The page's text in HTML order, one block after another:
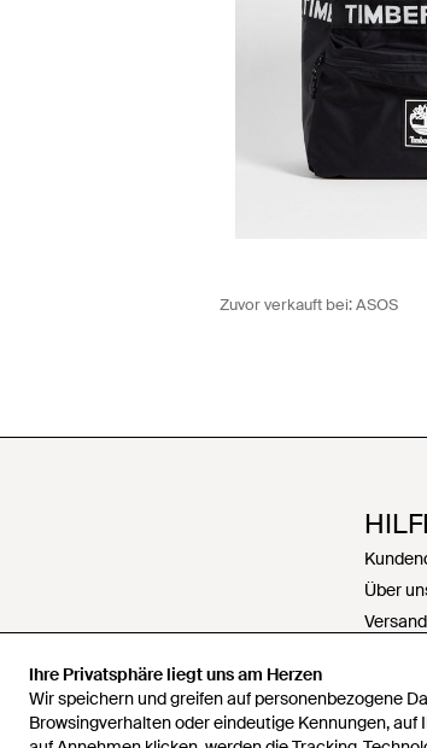
Ihre Privatsphäre liegt uns am Herzen
Wir speichern und greifen auf personenbezogene
Browsingverhalten oder eindeutige Kennungen, auf
Zuvor verkauft bei:ASOS
Über
Versand